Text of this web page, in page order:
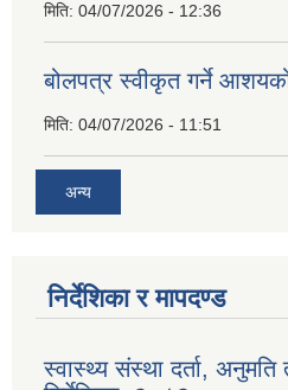
मिति: 04/07/2026 - 12:36
बोलपत्र स्वीकृत गर्ने
मिति: 04/07/2026 - 11:51
अन्य
निर्देशिका र मापदण्ड
स्वास्थ्य संस्था दर्ता,